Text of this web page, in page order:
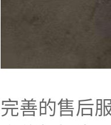
完善的售后